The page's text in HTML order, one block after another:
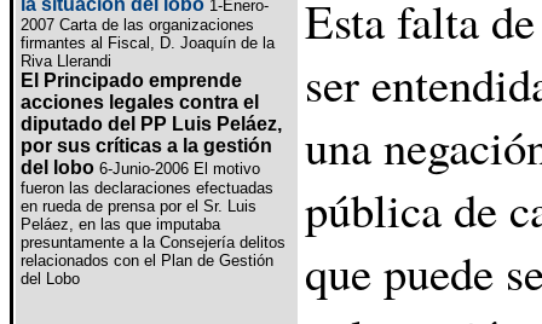
la situación del lobo 1-Enero-
2007 Carta de las organizaciones
firmantes al Fiscal, D. Joaquín de la
Riva Llerandi
El Principado emprende
acciones legales contra el
diputado del PP Luis Peláez,
por sus críticas a la gestión
del lobo 6-Junio-2006 El motivo
fueron las declaraciones efectuadas
en rueda de prensa por el Sr. Luis
Peláez, en las que imputaba
presuntamente a la Consejería delitos
relacionados con el Plan de Gestión
del Lobo
Esta falta
ser
una
pública de
que puede